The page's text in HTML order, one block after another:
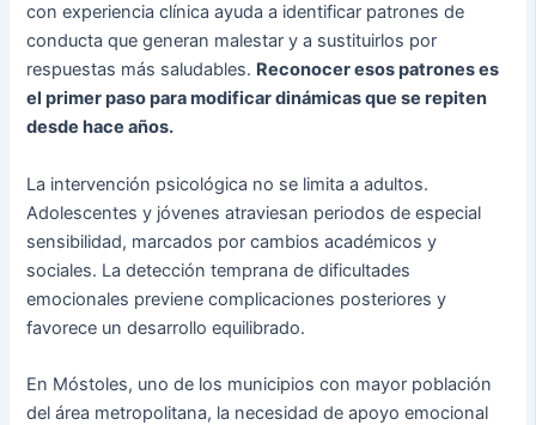
con experiencia clínica ayuda a identificar patrones de
conducta que generan malestar y a sustituirlos por
respuestas más saludables. Reconocer esos patrones es
el primer paso para modificar dinámicas que se repiten
desde hace años.
La intervención psicológica no se limita a adultos.
Adolescentes y jóvenes atraviesan periodos de especial
sensibilidad, marcados por cambios académicos y
sociales. La detección temprana de dificultades
emocionales previene complicaciones posteriores y
favorece un desarrollo equilibrado.
En Móstoles, uno de los municipios con mayor población
del área metropolitana, la necesidad de apoyo emocional